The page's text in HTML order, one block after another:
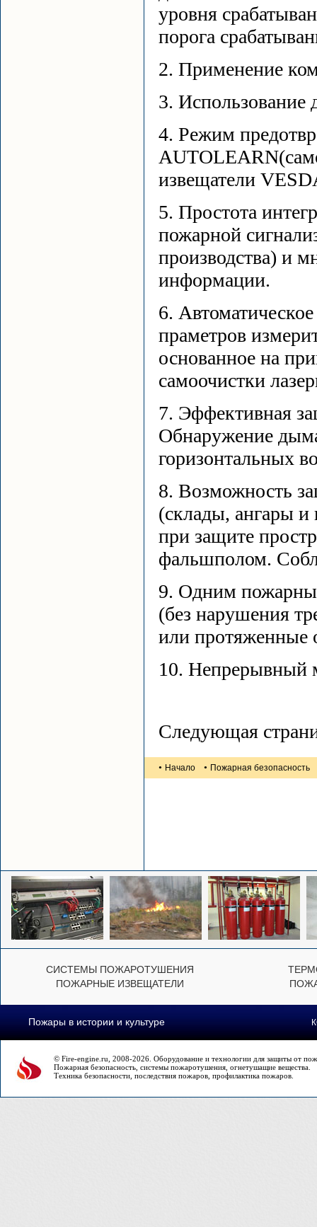
уровня
порога
2. Применение
3. Использование
4. Режим
извещатели
5. Простота
пожарной
производства) и
информации.
6.
праметров
основанное на
самоочистки
7. Эффективная
Обнаружение
горизонтальных
8. Возможность
(склады, ангары
при защите
фальшполом.
9. Одним
(без нарушения
или протяженные
10. Непрерывный
Следующая
• Начало • Пожарная безопасность
СИСТЕМЫ ПОЖАРОТУШЕНИЯ
ПОЖАРНЫЕ ИЗВЕЩАТЕЛИ
Пожары в истории и культуре
© Fire-engine.ru, 2008-2026. Оборудование и технологии для защиты от
Пожарная безопасность, системы пожаротушения, огнетушащие вещества.
Техника безопасности, последствия пожаров, профилактика пожаров.